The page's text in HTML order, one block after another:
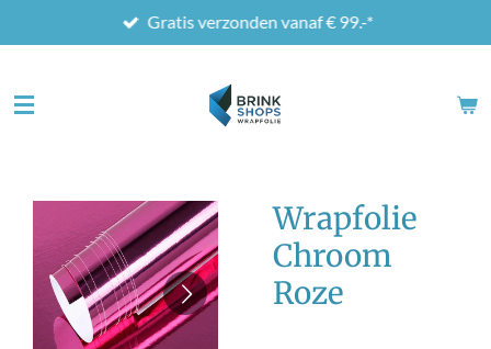
direct
de
Gratis verzonden vanaf € 99.-*
Wrapfolie
Chroom
Roze